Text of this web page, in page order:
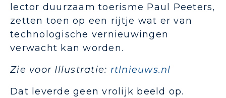
lector duurzaam toerisme Paul Peeters,
zetten toen op een rijtje wat er van
technologische vernieuwingen
verwacht kan worden.
Zie voor Illustratie: rtlnieuws.nl
Dat leverde geen vrolijk beeld op.